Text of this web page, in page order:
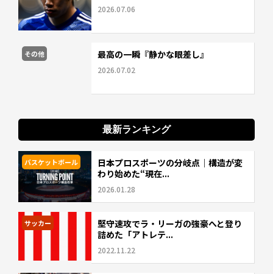
2026.07.06
その他 最高の一瞬『静かな眼差し』
2026.07.02
最新ランキング
バスケットボール
日本プロスポーツの分岐点｜構造が変
わり始めた“現在...
2026.01.28
サッカー
堅守速攻でラ・リーガの強豪へと登り
詰めた「アトレテ...
2022.11.22